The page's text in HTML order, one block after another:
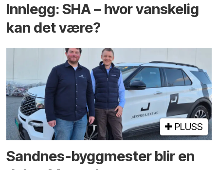
Innlegg: SHA – hvor vanskelig
kan det være?
PLUSS
Sandnes-byggmester blir en